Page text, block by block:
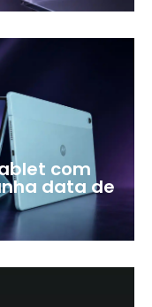
com
data de